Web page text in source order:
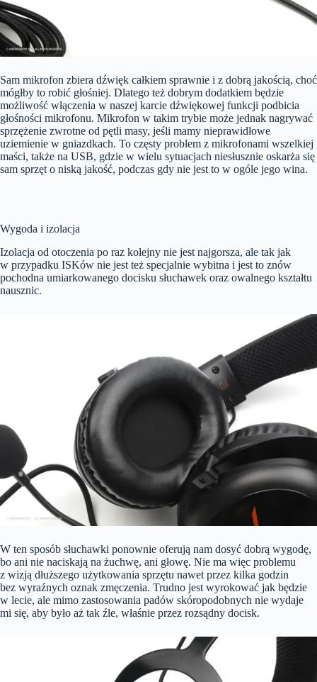
Sam mikrofon zbiera dźwięk całkiem sprawnie i z dobrą jakością, choć
mógłby to robić głośniej. Dlatego też dobrym dodatkiem będzie
możliwość włączenia w naszej karcie dźwiękowej funkcji podbicia
głośności mikrofonu. Mikrofon w takim trybie może jednak nagrywać
sprzężenie zwrotne od pętli masy, jeśli mamy nieprawidłowe
uziemienie w gniazdkach. To częsty problem z mikrofonami wszelkiej
maści, także na USB, gdzie w wielu sytuacjach niesłusznie oskarża się
sam sprzęt o niską jakość, podczas gdy nie jest to w ogóle jego wina.
Wygoda i izolacja
Izolacja od otoczenia po raz kolejny nie jest najgorsza, ale tak jak
w przypadku ISKów nie jest też specjalnie wybitna i jest to znów
pochodna umiarkowanego docisku słuchawek oraz owalnego kształtu
nausznic.
W ten sposób słuchawki ponownie oferują nam dosyć dobrą wygodę,
bo ani nie naciskają na żuchwę, ani głowę. Nie ma więc problemu
z wizją dłuższego użytkowania sprzętu nawet przez kilka godzin
bez wyraźnych oznak zmęczenia. Trudno jest wyrokować jak będzie
w lecie, ale mimo zastosowania padów skóropodobnych nie wydaje
mi się, aby było aż tak źle, właśnie przez rozsądny docisk.